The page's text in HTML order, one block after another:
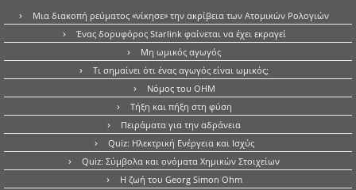
Μια διακοπή ρεύματος «νίκησε» την ακρίβεια των Ατομικών Ρολογιών
Ένας δορυφόρος Starlink φαίνεται να έχει εκραγεί
Μη ωμικός αγωγός
Τι σημαίνει ότι ένας αγωγός είναι ωμικός;
Νόμος του OHM
Τήξη και πήξη στη φύση
Πειράματα για την αδράνεια
Quiz: Ηλεκτρική Ενέργεια και Ισχύς
Quiz: Σύμβολα και ονόματα Χημικών Στοιχείων
Η ζωή του Georg Simon Ohm